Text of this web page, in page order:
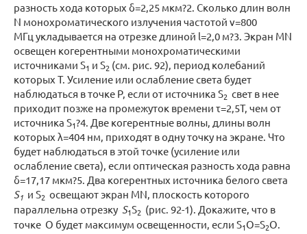
разность хода которых δ=2,25 мкм?2. Сколько длин волн
N монохроматического излучения частотой ν=800
МГц укладывается на отрезке длиной l=2,0 м?3. Экран MN
освещен когерентными монохроматическими
источниками S1 и S2 (см. рис. 92), период колебаний
которых T. Усиление или ослабление света будет
наблюдаться в точке P, если от источника S2 свет в нее
приходит позже на промежуток времени τ=2,5T, чем от
источника S1?4. Две когерентные волны, длины волн
которых λ=404 нм, приходят в одну точку на экране. Что
будет наблюдаться в этой точке (усиление или
ослабление света), если оптическая разность хода равна
δ=17,17 мкм?5. Два когерентных источника белого света
S1 и S2 освещают экран MN, плоскость которого
параллельна отрезку S1S2 (рис. 92-1). Докажите, что в
точке O будет максимум освещенности, если S1O=S2O.